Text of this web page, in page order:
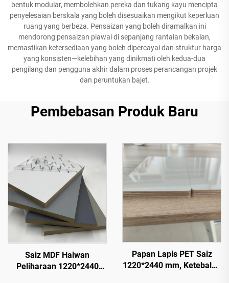
bentuk modular, membolehkan pereka dan tukang kayu mencipta
penyelesaian berskala yang boleh disesuaikan mengikut keperluan
ruang yang berbeza. Pensaizan yang boleh diramalkan ini
mendorong pensaizan piawai di sepanjang rantaian bekalan,
memastikan ketersediaan yang boleh dipercayai dan struktur harga
yang konsisten—kelebihan yang dinikmati oleh kedua-dua
pengilang dan pengguna akhir dalam proses perancangan projek
dan peruntukan bajet.
Pembebasan Produk Baru
Saiz MDF Haiwan
Peliharaan 1220*2440
Papan Lapis PET Saiz
1220*2440 mm, Ketebalan